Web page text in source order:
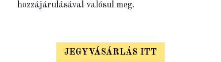
hozzájárulásával valósul meg.
JEGYVÁSÁRLÁS ITT